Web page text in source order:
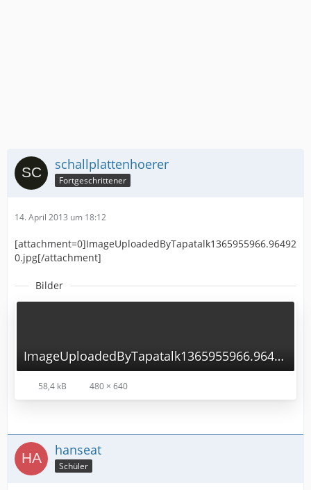
schallplattenhoerer
Fortgeschrittener
14. April 2013 um 18:12
[attachment=0]ImageUploadedByTapatalk1365955966.96492
0.jpg[/attachment]
Bilder
ImageUploadedByTapatalk1365955966.964920.jpg
58,4 kB 480 × 640
hanseat
Schüler